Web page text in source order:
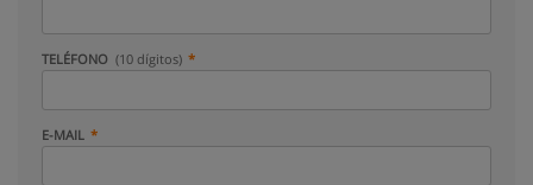
TELÉFONO (10 dígitos)
E-MAIL